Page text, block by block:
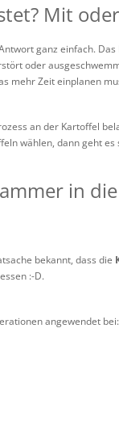
Mit
ganz einfach. Das
oder
mehr Zeit einplanen
an der Kartoffel
wählen, dann geht es
in
bekannt, dass die
:-D.
angewendet bei: